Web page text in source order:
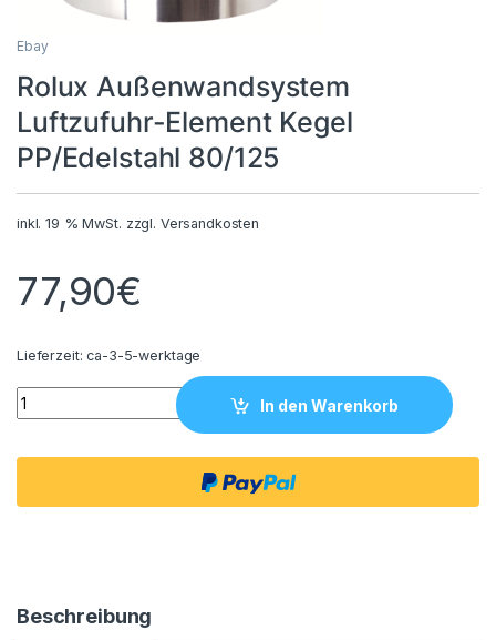
Ebay
Rolux Außenwandsystem
Luftzufuhr-Element Kegel
PP/Edelstahl 80/125
inkl. 19 % MwSt. zzgl. Versandkosten
77,90€
Lieferzeit:ca-3-5-werktage
Rolux Außenwandsystem Luftzufuhr-Element Kegel PP/
In den Warenkorb
Beschreibung